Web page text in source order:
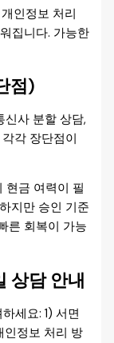
인정보 처리
집니다. 가능한
점)
신사 분할 상담,
각 장단점이
현금 여력이 필
지만 승인 기준
른 회복이 가능
상담 안내
세요: 1) 서면
인정보 처리 방